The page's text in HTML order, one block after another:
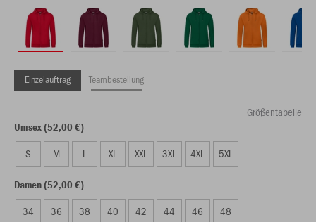
Einzelauftrag Teambestellung
Größentabelle
Unisex (52,00 €)
S M L XL XXL 3XL 4XL 5XL
Damen (52,00 €)
34 36 38 40 42 44 46 48